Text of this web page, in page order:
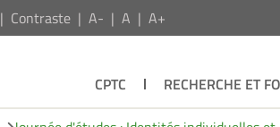
Contraste A- A A+
CPTC RECHERCHE ET